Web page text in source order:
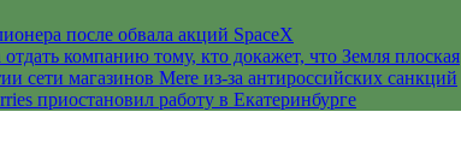
после обвала акций SpaceX
компанию тому, кто докажет, что Земля плоская
сети магазинов Mere из-за антироссийских санкций
приостановил работу в Екатеринбурге